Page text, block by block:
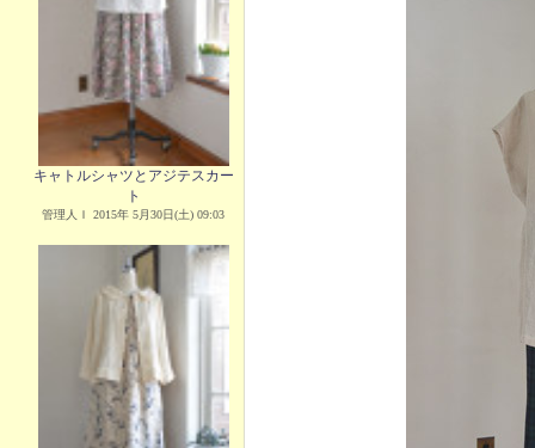
キャトルシャツとアジテスカー
ト
管理人Ｉ 2015年 5月30日(土) 09:03